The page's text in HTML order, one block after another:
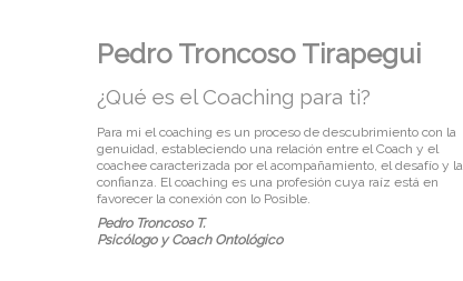
Pedro Troncoso Tirapegui
¿Qué es el Coaching para ti?
Para mi el coaching es un proceso de descubrimiento con la
genuidad, estableciendo una relación entre el Coach y el
coachee caracterizada por el acompañamiento, el desafío y la
confianza. El coaching es una profesión cuya raíz está en
favorecer la conexión con lo Posible.
Pedro Troncoso T.
Psicólogo y Coach Ontológico